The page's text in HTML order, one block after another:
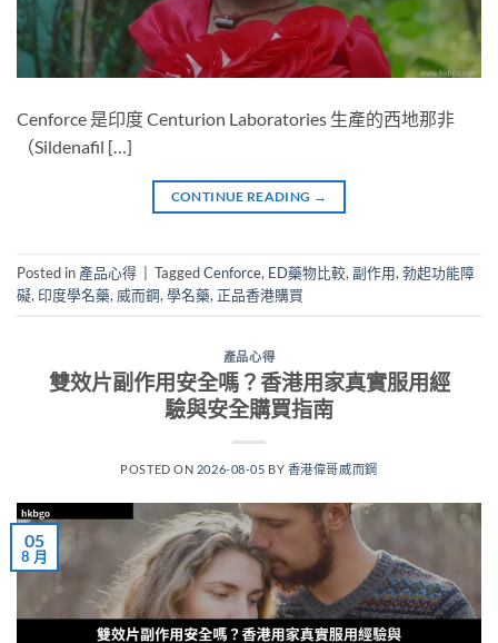
Cenforce 是印度 Centurion Laboratories 生產的西地那非
（Sildenafil […]
CONTINUE READING →
Posted in 產品心得 TaggedCenforce, ED藥物比較,副作用,勃起功能障
礙,印度學名藥, 威而鋼,學名藥, 正品香港購買
產品心得
雙效片副作用安全嗎？香港用家真實服用經
驗與安全購買指南
POSTED ON 2026-08-05 BY 香港偉哥威而鋼
05
8 月